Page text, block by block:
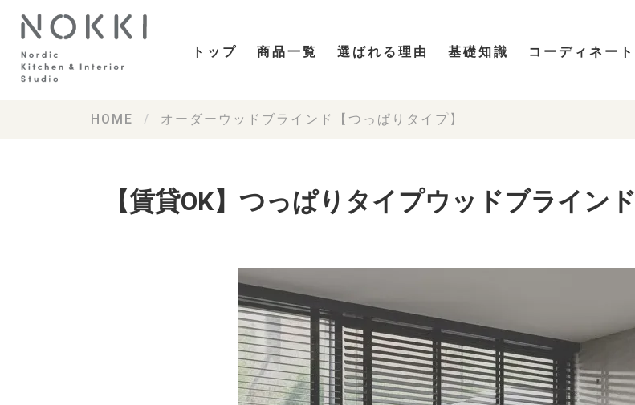
トップ 商品一覧 選ばれる理由 基礎知識 コーディネート
HOME オーダーウッドブラインド【つっぱりタイプ】
【賃貸OK】つっぱりタイプウッドブラインド